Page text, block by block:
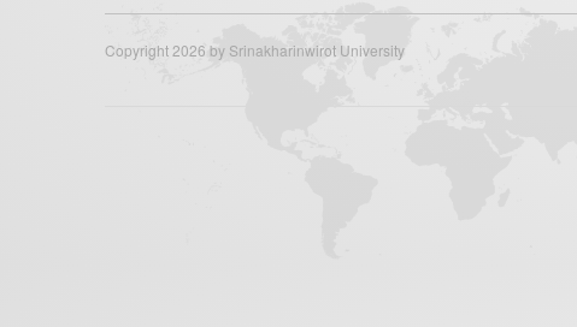
Copyright 2026 by Srinakharinwirot University